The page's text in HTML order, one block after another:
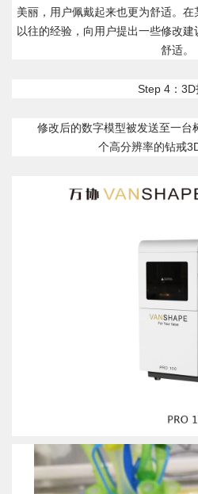
美丽，用户佩戴起来也更为舒适。
以往的经验，向用户提出一些修改
舒适。
Step 4：3D
修改后的数字模型被发送至一台
个高分辨率的钻戒